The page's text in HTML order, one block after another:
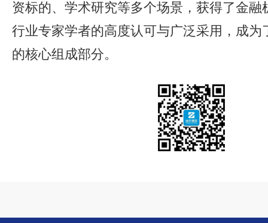
资标的、学术研究等多个场景，获得了金融
行业专家学者的高度认可与广泛采用，成为
的核心组成部分。